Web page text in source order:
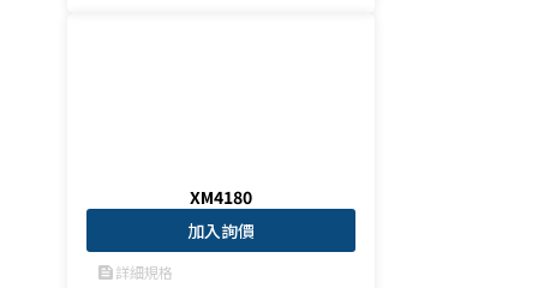
XM4180
加入詢價
feed詳細規格